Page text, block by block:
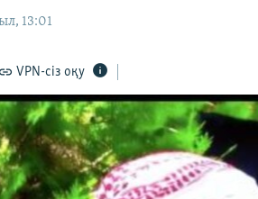
13:01
VPN-сіз оқу